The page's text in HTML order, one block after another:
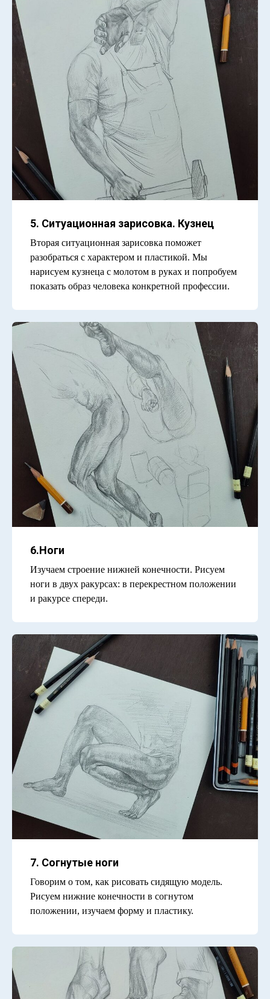
5. Ситуационная зарисовка. Кузнец
Вторая ситуационная зарисовка поможет
разобраться с характером и пластикой. Мы
нарисуем кузнеца с молотом в руках и попробуем
показать образ человека конкретной профессии.
6.Ноги
Изучаем строение нижней конечности. Рисуем
ноги в двух ракурсах: в перекрестном положении
и ракурсе спереди.
7. Согнутые ноги
Говорим о том, как рисовать сидящую модель.
Рисуем нижние конечности в согнутом
положении, изучаем форму и пластику.